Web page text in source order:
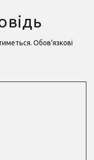
Обов’язкові